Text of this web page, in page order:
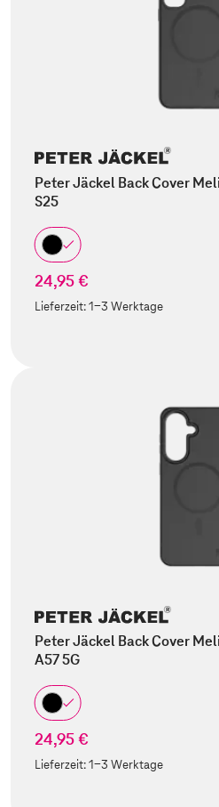
Peter Jäckel Back Cover
S25
24,95 €
Lieferzeit:1-3 Werktage
Peter Jäckel Back Cover
A57 5G
24,95 €
Lieferzeit:1-3 Werktage